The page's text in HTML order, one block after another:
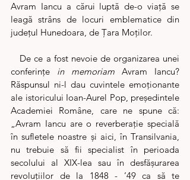
Avram Iancu a cărui luptă de-o viață se
leagă strâns de locuri emblematice din
județul Hunedoara, de Țara Moților.
conferințe in memoriam Avram Iancu?
Răspunsul ni-l dau cuvintele emoționante
ale istoricului Ioan-Aurel Pop, președintele
Academiei Române, care ne spune că:
„Avram Iancu are o reverberaţie specială
în sufletele noastre şi aici, în Transilvania,
nu trebuie să fii specialist în perioada
secolului al XIX-lea sau în desfăşurarea
revoluţiilor de la 1848 - ’49 ca să te